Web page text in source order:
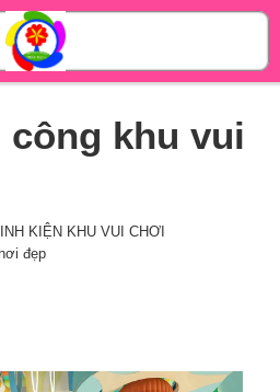
khu vui
KIỆN KHU VUI CHƠI
đẹp